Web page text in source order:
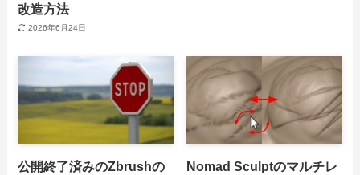
改造方法
2026年6月24日
公開終了済みのZbrushの
Nomad Sculptのマルチレ